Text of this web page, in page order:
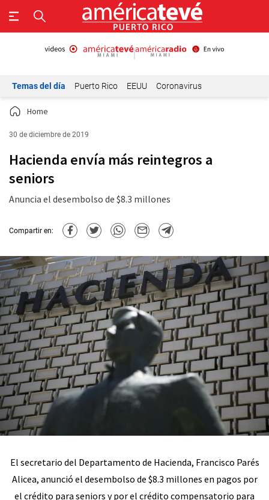
Temas del día Puerto Rico EEUU Coronavirus
Home
30 de diciembre de 2019
Hacienda envía más reintegros a
seniors
Anuncia el desembolso de $8.3 millones
Compartir en:
El secretario del Departamento de Hacienda, Francisco Parés
Alicea, anunció el desembolso de $8.3 millones en pagos por
el crédito para seniors y por el crédito compensatorio para